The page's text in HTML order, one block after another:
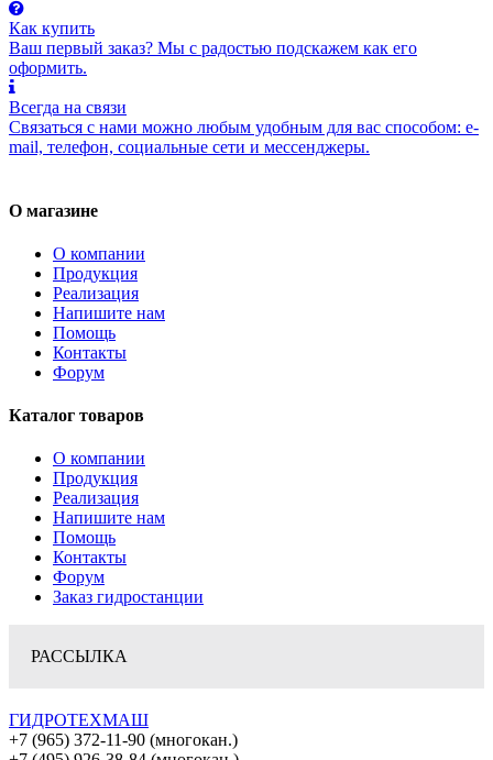
Как купить
Ваш первый заказ? Мы с радостью подскажем как его
оформить.
Всегда на связи
Связаться с нами можно любым удобным для вас способом: e-
mail, телефон, социальные сети и мессенджеры.
О магазине
О компании
Продукция
Реализация
Напишите нам
Помощь
Контакты
Форум
Каталог товаров
О компании
Продукция
Реализация
Напишите нам
Помощь
Контакты
Форум
Заказ гидростанции
РАССЫЛКА
ГИДРОТЕХМАШ
+7 (965) 372-11-90 (многокан.)